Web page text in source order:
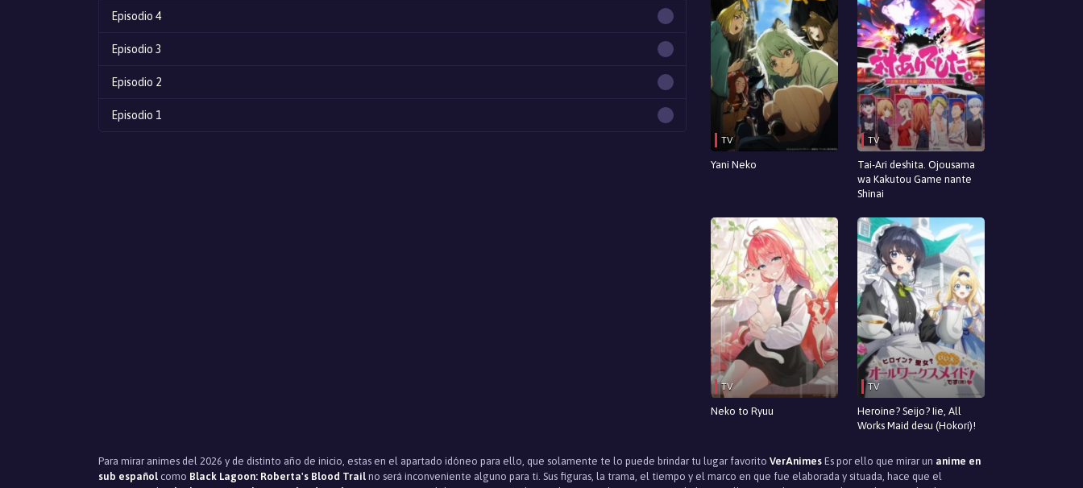
Episodio 4
Episodio 3
Episodio 2
Episodio 1
TV
Yani Neko
TV
Tai-Ari deshita. Ojousama
wa Kakutou Game nante
Shinai
TV
Neko to Ryuu
TV
Heroine? Seijo? Iie, All
Works Maid desu (Hokori)!
Para mirar animes del 2026 y de distinto año de inicio, estas en el apartado idóneo para ello, que solamente te lo puede brindar tu lugar favorito VerAnimes Es por ello que mirar un anime en
sub español como Black Lagoon: Roberta's Blood Trail no será inconveniente alguno para ti. Sus figuras, la trama, el tiempo y el marco en que fue elaborada y situada, hace que el